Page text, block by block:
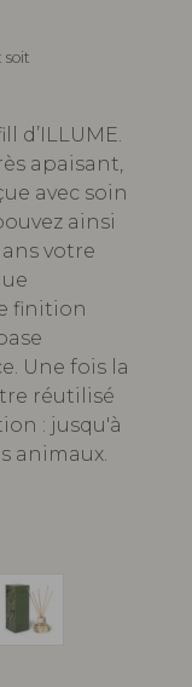
soit
d’ILLUME.
apaisant,
avec soin
ainsi
votre
finition
Une fois la
réutilisé
: jusqu'à
animaux.